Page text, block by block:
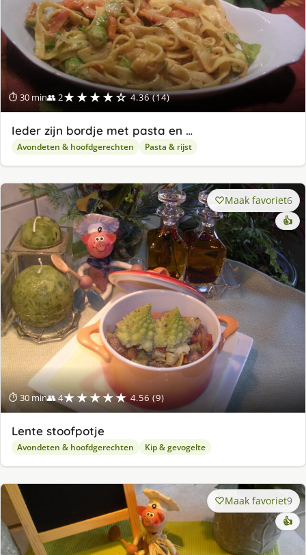
⏱ 30 min👥 2★★★★☆ 4.36 (14)
Ieder zijn bordje met pasta en …
Avondeten & hoofdgerechten Pasta & rijst
⏱ 30 min👥 4★★★★★ 4.56 (9)
Maak favoriet6
👍
Lente stoofpotje
Avondeten & hoofdgerechten Kip & gevogelte
Maak favoriet9
👍